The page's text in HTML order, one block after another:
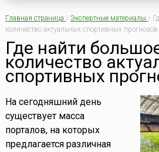
Главная страница / Экспертные материалы /
количество актуальных спортивных прогнозов
Где найти
количество
спортивных
На сегодняшний день
существует масса
порталов, на которых
предлагается различная